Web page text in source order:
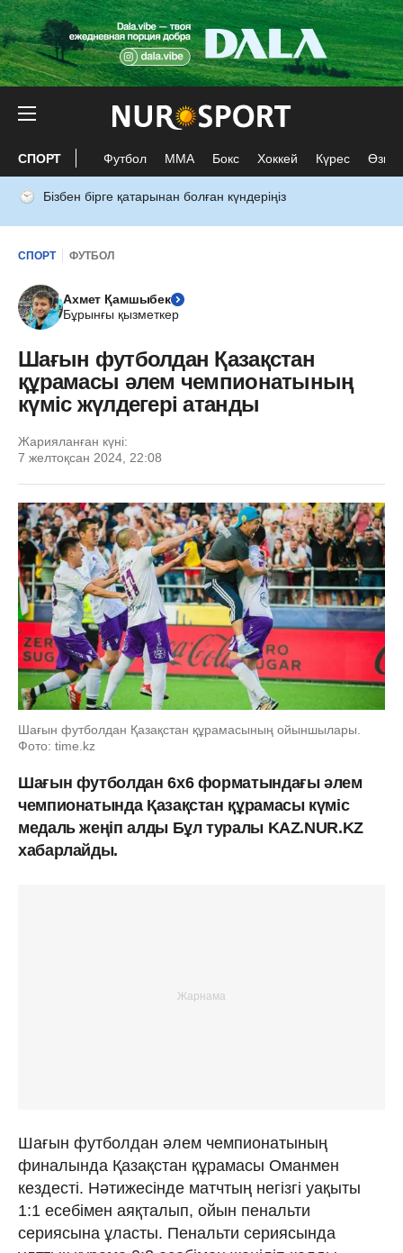
СПОРТ Футбол ММА Бокс Хоккей Күрес Өзге
Бізбен бірге қатарынан болған күндеріңіз
СПОРТ ФУТБОЛ
Ахмет Қамшыбек
Бұрынғы қызметкер
Шағын футболдан Қазақстан
құрамасы әлем чемпионатының
күміс жүлдегері атанды
Жарияланған күні:
7 желтоқсан 2024, 22:08
Шағын футболдан Қазақстан құрамасының ойыншылары.
Фото: time.kz
Шағын футболдан 6x6 форматындағы әлем
чемпионатында Қазақстан құрамасы күміс
медаль жеңіп алды Бұл туралы KAZ.NUR.KZ
хабарлайды.
Шағын футболдан әлем чемпионатының
финалында Қазақстан құрамасы Оманмен
кездесті. Нәтижесінде матчтың негізгі уақыты
1:1 есебімен аяқталып, ойын пенальти
сериясына ұласты. Пенальти сериясында